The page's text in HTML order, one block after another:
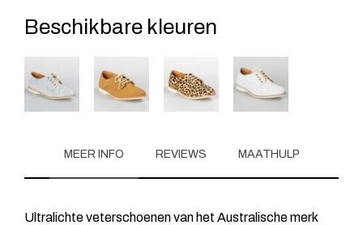
Beschikbare kleuren
MEER INFO REVIEWS MAATHULP
Ultralichte veterschoenen van het Australische merk